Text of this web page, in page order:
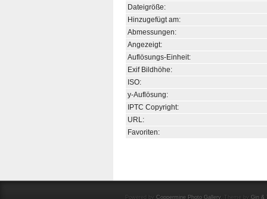
Dateigröße:
Hinzugefügt am:
Abmessungen:
Angezeigt:
Auflösungs-Einheit:
Exif Bildhöhe:
ISO:
y-Auflösung:
IPTC Copyright:
URL:
Favoriten:
Powered by Coppermine Photo Gallery. Theme by Gin &